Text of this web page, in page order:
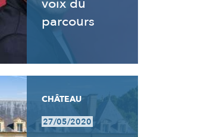
voix du
parcours
CHÂTEAU
27/05/2020